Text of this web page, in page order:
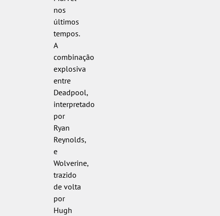
nos
últimos
tempos.
A
combinação
explosiva
entre
Deadpool,
interpretado
por
Ryan
Reynolds,
e
Wolverine,
trazido
de volta
por
Hugh